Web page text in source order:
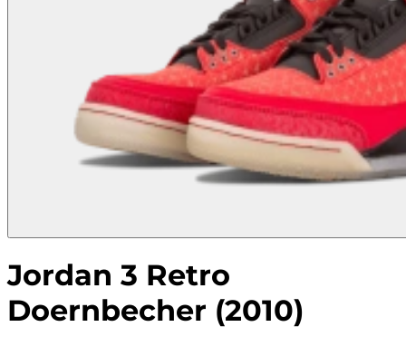
Jordan 3 Retro
Doernbecher (2010)